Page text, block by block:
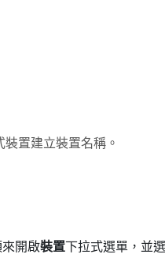
置建立裝置名稱。
開啟裝置下拉式選單，並